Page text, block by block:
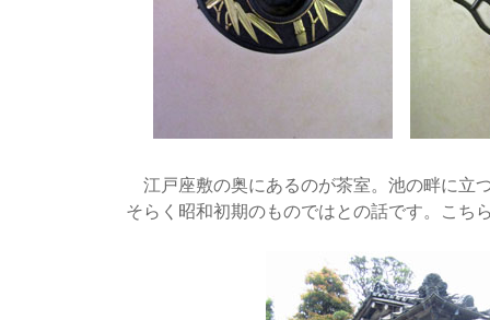
江戸座敷の奥にあるのが茶室。池の畔に立
そらく昭和初期のものではとの話です。こち